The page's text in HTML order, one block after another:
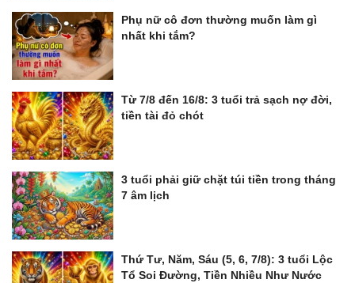
Phụ nữ cô đơn thường muốn làm gì
nhất khi tắm?
Từ 7/8 đến 16/8: 3 tuổi trả sạch nợ đời,
tiền tài đỏ chót
3 tuổi phải giữ chặt túi tiền trong tháng
7 âm lịch
Thứ Tư, Năm, Sáu (5, 6, 7/8): 3 tuổi Lộc
Tổ Soi Đường, Tiền Nhiều Như Nước